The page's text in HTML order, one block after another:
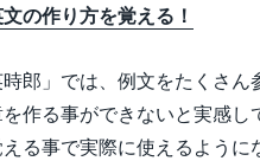
の作り方を覚える！
郎」では、例文をたくさ
作る事ができないと実感
る事で実際に使えるように